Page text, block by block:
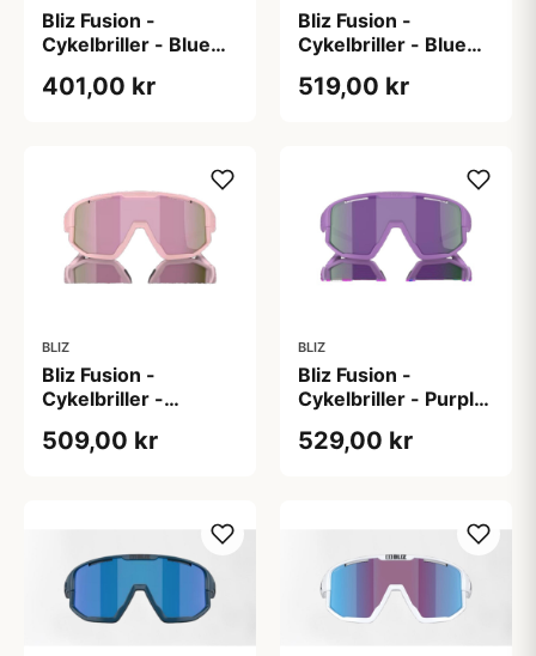
Bliz Fusion -
Cykelbriller - Blue
Turquoise
401,00 kr
Bliz Fusion -
Cykelbriller - Blue
519,00 kr
BLIZ
Bliz Fusion -
Cykelbriller -
multicolour lens -
509,00 kr
BLIZ
Bliz Fusion -
Cykelbriller - Purple
529,00 kr